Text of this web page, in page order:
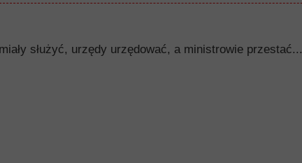
służyć, urzędy urzędować, a ministrowie przestać...